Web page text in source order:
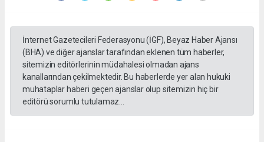
İnternet Gazetecileri Federasyonu (İGF), Beyaz Haber Ajansı
(BHA) ve diğer ajanslar tarafından eklenen tüm haberler,
sitemizin editörlerinin müdahalesi olmadan ajans
kanallarından çekilmektedir. Bu haberlerde yer alan hukuki
muhataplar haberi geçen ajanslar olup sitemizin hiç bir
editörü sorumlu tutulamaz...